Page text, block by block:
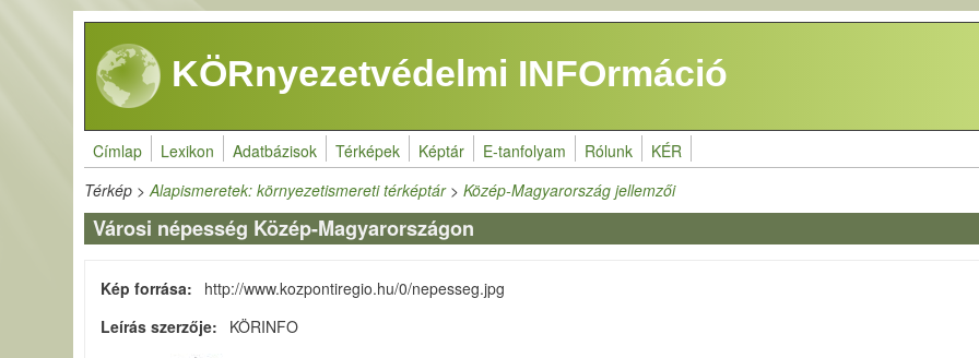
Ugrás a tartalomra
KÖRnyezetvédelmi INFOrmáció
Címlap Lexikon Adatbázisok Térképek Képtár E-tanfolyam Rólunk KÉR
Térkép >Alapismeretek: környezetismereti térképtár>Közép-Magyarország jellemzői
Városi népesség Közép-Magyarországon
Kép forrása
http://www.kozpontiregio.hu/0/nepesseg.jpg
Leírás szerzője
KÖRINFO